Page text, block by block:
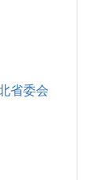
省委会